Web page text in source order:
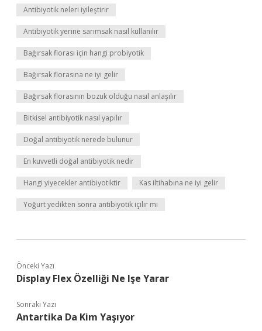
Antibiyotik neleri iyileştirir
Antibiyotik yerine sarımsak nasıl kullanılır
Bağırsak florası için hangi probiyotik
Bağırsak florasına ne iyi gelir
Bağırsak florasının bozuk olduğu nasıl anlaşılır
Bitkisel antibiyotik nasıl yapılır
Doğal antibiyotik nerede bulunur
En kuvvetli doğal antibiyotik nedir
Hangi yiyecekler antibiyotiktir Kas iltihabına ne iyi gelir
Yoğurt yedikten sonra antibiyotik içilir mi
Önceki Yazı
Display Flex Özelliği Ne Işe Yarar
Sonraki Yazı
Antartika Da Kim Yaşıyor